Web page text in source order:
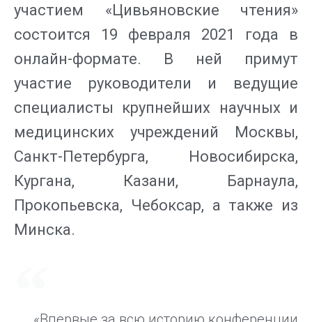
участием «Цивьяновские чтения»
состоится 19 февраля 2021 года в
онлайн-формате. В ней примут
участие руководители и ведущие
специалисты крупнейших научных и
медицинских учреждений Москвы,
Санкт-Петербурга, Новосибирска,
Кургана, Казани, Барнаула,
Прокопьевска, Чебоксар, а также из
Минска.